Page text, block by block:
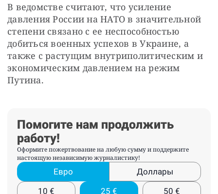
В ведомстве считают, что усиление
давления России на НАТО в значительной
степени связано с ее неспособностью
добиться военных успехов в Украине, а
также с растущим внутриполитическим и
экономическим давлением на режим
Путина.
Помогите нам продолжить
работу!
Оформите пожертвование на любую сумму и поддержите
настоящую независимую журналистику!
Евро
Доллары
10 € 25 € 50 €